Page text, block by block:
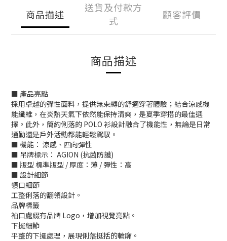
商品描述
送貨及付款方
式
顧客評價
商品描述
■ 產品亮點
採用卓越的彈性面料，提供無束縛的舒適穿著體驗；結合涼感機
能纖維，在炎熱天氣下依然能保持清爽，是夏季穿搭的最佳選
擇。此外，簡約俐落的 POLO 衫設計融合了機能性，無論是日常
通勤還是戶外活動都能輕鬆駕馭。
■ 機能： 涼感、四向彈性
■ 吊牌標示： AGION (抗菌防護)
■ 版型 標準版型 / 厚度：薄 / 彈性：高
■ 設計細節
領口細節
工整俐落的翻領設計。
品牌標籤
袖口處綴有品牌 Logo，增加視覺亮點。
下擺細節
平整的下擺處理，展現俐落挺括的輪廓。